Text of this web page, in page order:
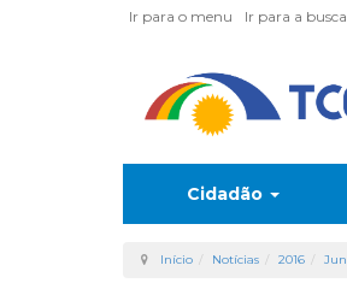
Ir para o menu Ir para a busca
Cidadão
Início Notícias 2016